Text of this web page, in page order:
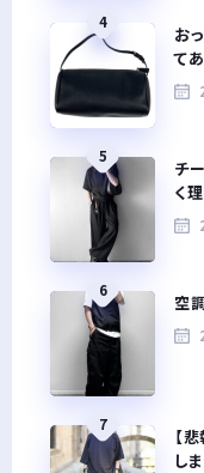
4
お
て
5
チ
く
6
空
7
【
し